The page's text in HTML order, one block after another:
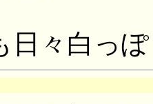
日々白っ